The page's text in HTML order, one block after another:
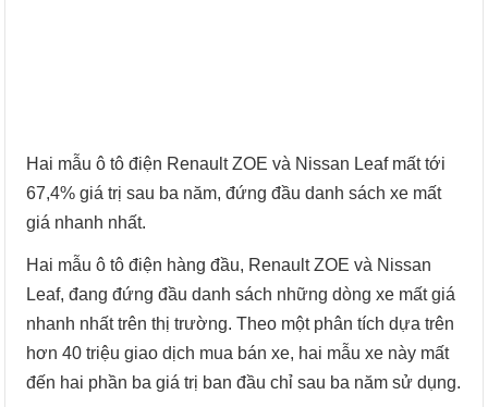
Hai mẫu ô tô điện Renault ZOE và Nissan Leaf mất tới
67,4% giá trị sau ba năm, đứng đầu danh sách xe mất
giá nhanh nhất.
Hai mẫu ô tô điện hàng đầu, Renault ZOE và Nissan
Leaf, đang đứng đầu danh sách những dòng xe mất giá
nhanh nhất trên thị trường. Theo một phân tích dựa trên
hơn 40 triệu giao dịch mua bán xe, hai mẫu xe này mất
đến hai phần ba giá trị ban đầu chỉ sau ba năm sử dụng.